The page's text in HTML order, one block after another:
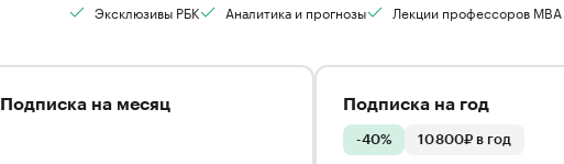
Эксклюзивы РБК Аналитика и прогнозы Лекции профессоров MBA
Подписка на месяц Подписка на год
-40% 10 800₽ в год